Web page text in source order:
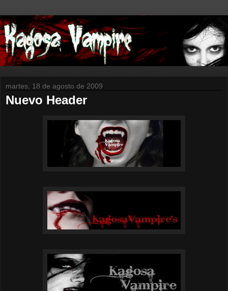
martes, 18 de agosto de 2009
Nuevo Header